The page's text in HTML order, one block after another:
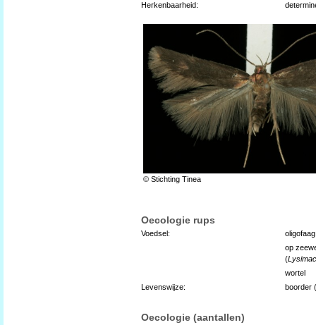
Herkenbaarheid:
© Stichting Tinea
Oecologie rups
Voedsel:
oligofaag
op
(
wortel
Levenswijze:
boorder
Oecologie (aantallen)